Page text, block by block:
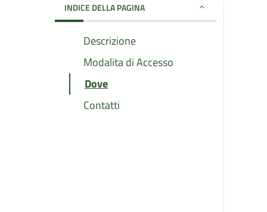
INDICE DELLA PAGINA
Descrizione
Modalita di Accesso
Dove
Contatti